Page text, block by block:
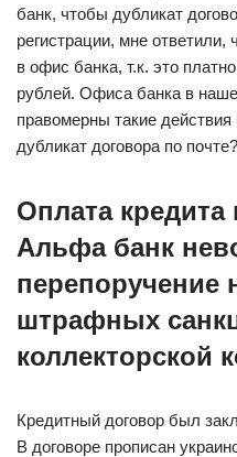
банк, чтобы дубликат
регистрации, мне ответили,
в офис банка, т.к. это
рублей. Офиса банка в
правомерны такие
дубликат договора по почте?
Оплата кредита
Альфа банк
перепоручение
штрафных
коллекторской
Кредитный договор был
В договоре прописан